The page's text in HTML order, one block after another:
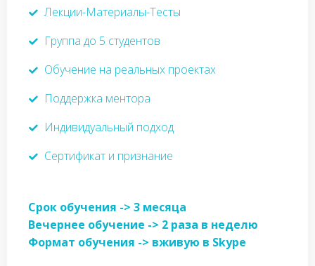
Лекции-Материалы-Тесты
Группа до 5 студентов
Обучение на реальных проектах
Поддержка ментора
Индивидуальный подход
Сертификат и признание
Срок обучения -> 3 месяца
Вечернее обучение -> 2 раза в неделю
Формат обучения -> вживую в Skype